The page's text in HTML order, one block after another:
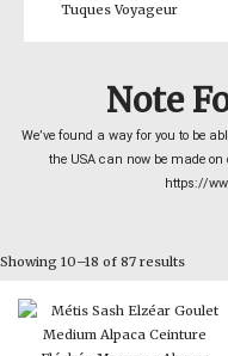
Note
We’ve found a way for you to be
the USA can now be made
https://
Showing 10–18 of 87 results
Tuques Voyageur